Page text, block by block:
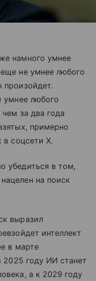
намного умнее
не умнее любого
произойдет.
умнее любого
за два года
примерно
в соцсети Х.
убедиться в том,
на поиск
выразил
интеллект
в марте
2025 году ИИ станет
а к 2029 году